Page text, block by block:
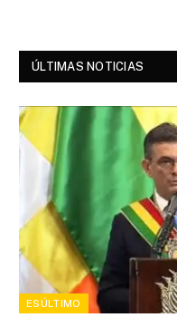
ÚLTIMAS NOTICIAS
ESÚLTIMO